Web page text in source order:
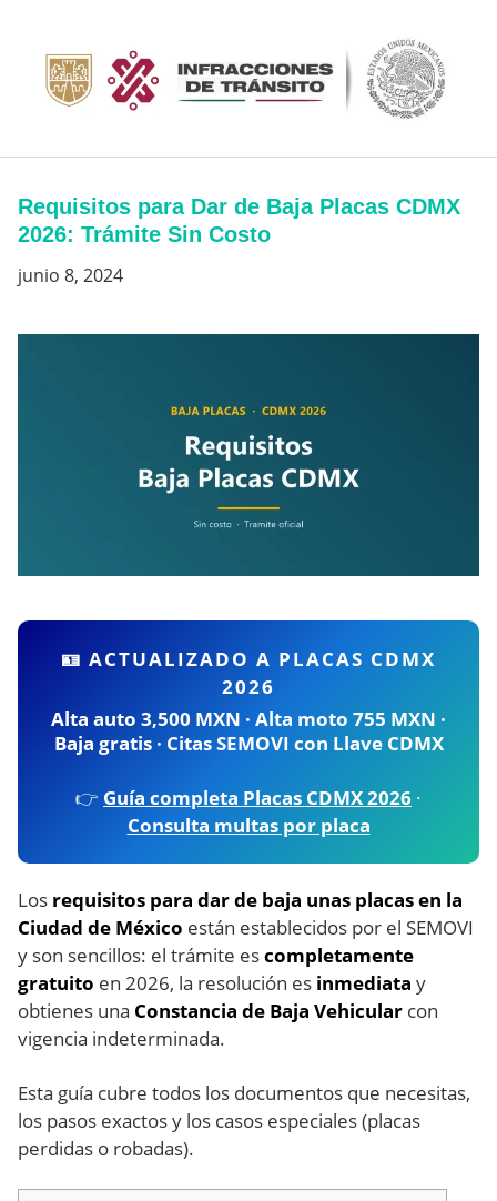
contenido
Requisitos para Dar de Baja Placas CDMX
2026: Trámite Sin Costo
junio 8, 2024
🪪 ACTUALIZADO A PLACAS CDMX
2026
Alta auto 3,500 MXN · Alta moto 755 MXN ·
Baja gratis · Citas SEMOVI con Llave CDMX
👉 Guía completa Placas CDMX 2026 ·
Consulta multas por placa
Los requisitos para dar de baja unas placas en la
Ciudad de México están establecidos por el SEMOVI
y son sencillos: el trámite escompletamente
gratuito en 2026, la resolución es inmediata y
obtienes una Constancia de Baja Vehicular con
vigencia indeterminada.
Esta guía cubre todos los documentos que necesitas,
los pasos exactos y los casos especiales (placas
perdidas o robadas).